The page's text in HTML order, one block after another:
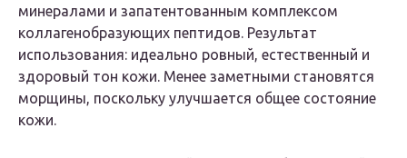
минералами и запатентованным комплексом
коллагенобразующих пептидов. Результат
использования: идеально ровный, естественный и
здоровый тон кожи. Менее заметными становятся
морщины, поскольку улучшается общее состояние
кожи.